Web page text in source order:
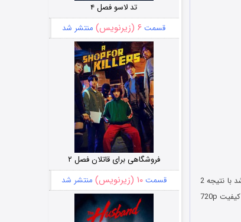
این بازی که از گروه F رقابت های فوتبال جام جهانی 2014 که تیم ملی کشورمان هم در این گروه هست، برگزار شد با نتیجه 2
بر 1 به نفع تیم ملی آرژانتین پایان یافت. خلاصه بازی که شامل صحنه های حساس و گل های مسابقه هست با کیفیت 720p
تد لاسو فصل ۴
قسمت ۶ (زیرنویس) منتشر شد
فروشگاهی برای قاتلان فصل ۲
قسمت۱۰ (زیرنویس) منتشر شد